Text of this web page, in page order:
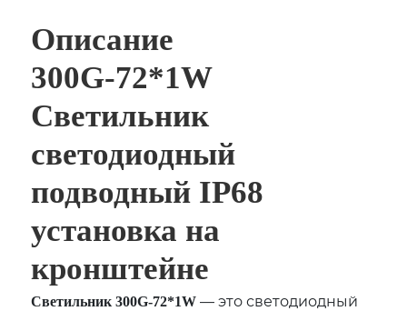
Описание
300G-72*1W
Светильник
светодиодный
подводный IP68
установка на
кронштейне
Светильник 300G-72*1W — это светодиодный